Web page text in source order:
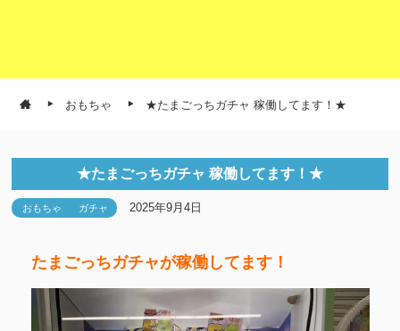
おもちゃ ★たまごっちガチャ 稼働してます！★
★たまごっちガチャ 稼働してます！★
おもちゃ ガチャ 2025年9月4日
たまごっちガチャが稼働してます！